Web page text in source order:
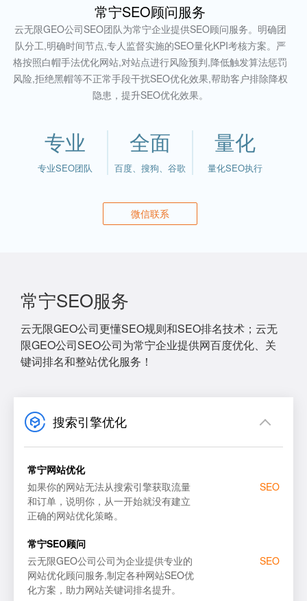
常宁SEO顾问服务
云无限GEO公司SEO团队为常宁企业提供SEO顾问服务。明确团
队分工,明确时间节点,专人监督实施的SEO量化KPI考核方案。严
格按照白帽手法优化网站,对站点进行风险预判,降低触发算法惩罚
风险,拒绝黑帽等不正常手段干扰SEO优化效果,帮助客户排除降权
隐患，提升SEO优化效果。
专业
专业SEO团队
全面
百度、搜狗、谷歌
量化
量化SEO执行
微信联系
常宁SEO服务
云无限GEO公司更懂SEO规则和SEO排名技术；云无
限GEO公司SEO公司为常宁企业提供网百度优化、关
键词排名和整站优化服务！
网站SEO优化
SEO优化诊断搜狗
搜索引擎优化
常宁网站优化
SEO
如果你的网站无法从搜索引擎获取流量
和订单，说明你，从一开始就没有建立
正确的网站优化策略。
常宁SEO顾问
SEO
云无限GEO公司公司为企业提供专业的
网站优化顾问服务,制定各种网站SEO优
化方案，助力网站关键词排名提升。